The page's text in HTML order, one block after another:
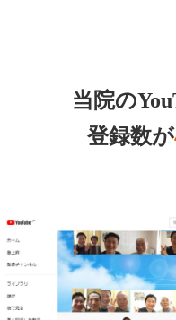
当院の
登録数が